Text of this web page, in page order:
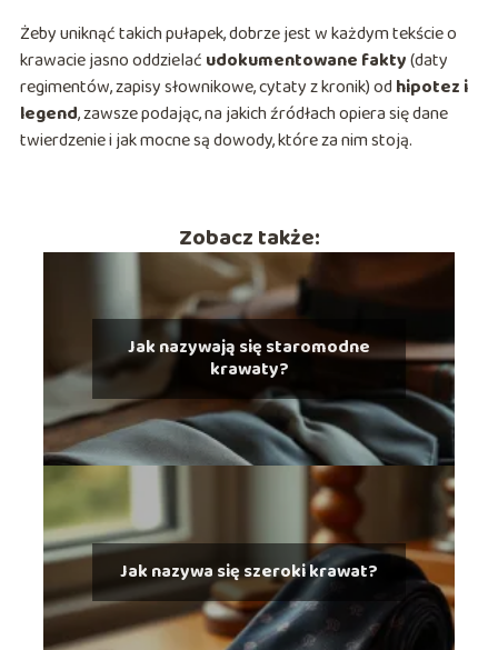
Żeby uniknąć takich pułapek, dobrze jest w każdym tekście o
krawacie jasno oddzielać udokumentowane fakty(daty
regimentów, zapisy słownikowe, cytaty z kronik) od hipotez i
legend, zawsze podając, na jakich źródłach opiera się dane
twierdzenie i jak mocne są dowody, które za nim stoją.
Zobacz także:
Jak nazywają się staromodne
krawaty?
Jak nazywa się szeroki krawat?